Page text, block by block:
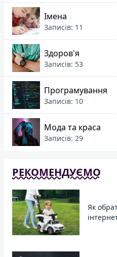
Імена
Записів: 11
Здоров'я
Записів: 53
Програмування
Записів: 10
Мода та краса
Записів: 29
РЕКОМЕНДУЄМО
Як